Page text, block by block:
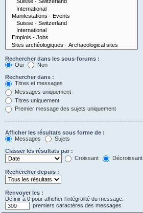
Rechercher dans les sous-forums :
Oui
Non
Rechercher dans :
Titres et messages
Messages uniquement
Titres uniquement
Premier message des sujets uniquement
Afficher les résultats sous forme de :
Messages
Sujets
Classer les résultats par :
Croissant
Décroissant
Rechercher depuis :
Renvoyer les :
Définir à 0 pour afficher l’intégralité du message.
premiers caractères des messages